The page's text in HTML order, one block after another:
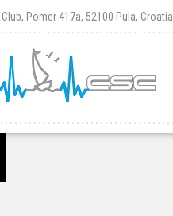
Pomer 417a, 52100 Pula, Croatia